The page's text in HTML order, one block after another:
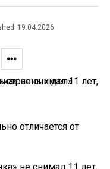
19.04.2026
отличается от